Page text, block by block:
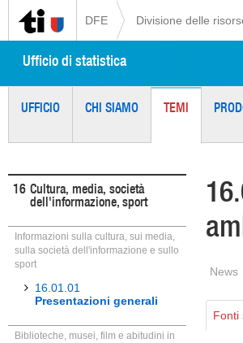
DFE Divisione delle
Ufficio di statistica
UFFICIO CHI SIAMO TEMI
16 Cultura, media, società
dell'informazione, sport
Informazioni sulla cultura, sui media,
sulla società dell'informazione e sullo
sport
16.01.01
Presentazioni generali
Biblioteche, musei, film e abitudini in
News
Fonti